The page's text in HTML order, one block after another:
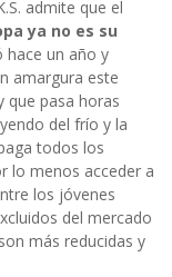
admite que el
ya no es su
hace un año y
amargura este
que pasa horas
del frío y la
todos los
lo menos acceder a
los jóvenes
del mercado
más reducidas y